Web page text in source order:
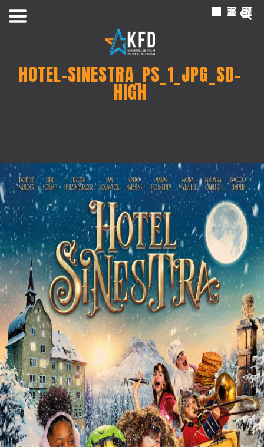
Home
Releaselijst
Over KFD
FR EN
HOTEL-SINESTRA_PS_1_JPG_SD-
HIGH